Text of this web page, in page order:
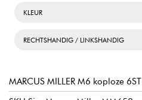
KLEUR
RECHTSHANDIG / LINKSHANDIG
MARCUS MILLER M6 koploze 6ST